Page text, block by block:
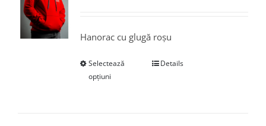
Hanorac cu glugă roșu
Selectează
opțiuni
Details